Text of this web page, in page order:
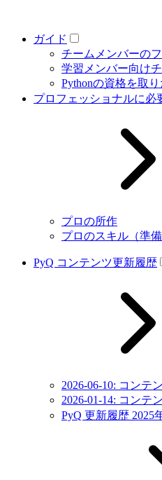
ガイド
チームメンバーの
学習メンバー向け
Pythonの資格を取
プロフェッショナルに必
プロの所作
プロのスキル（準備
PyQ コンテンツ更新履歴
2026-06-10: コンテ
2026-01-14: コンテ
PyQ 更新履歴 2025